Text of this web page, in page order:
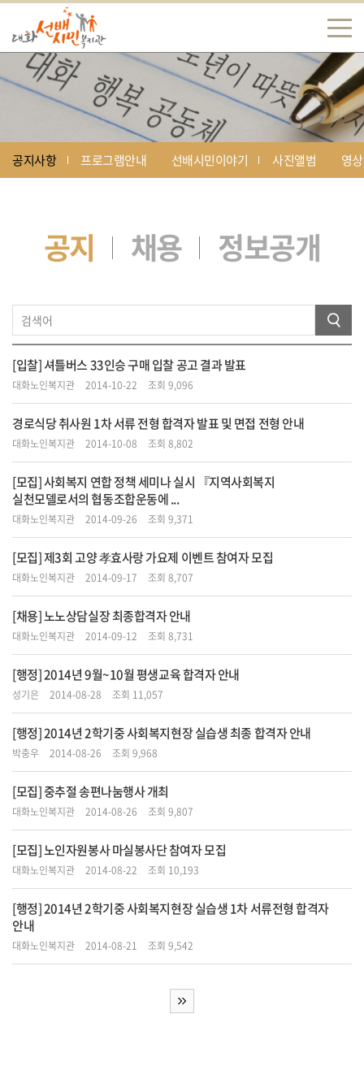
공지사항 프로그램안내 선배시민이야기 사진앨범 영
공지 채용 정보공개
[입찰] 셔틀버스 33인승 구매 입찰 공고 결과 발표
대화노인복지관 2014-10-22 조회 9,096
경로식당 취사원 1차 서류 전형 합격자 발표 및 면접 전형 안내
대화노인복지관 2014-10-08 조회 8,802
[모집] 사회복지 연합 정책 세미나 실시 『지역사회복지
실천모델로서의 협동조합운동에 ...
대화노인복지관 2014-09-26 조회 9,371
[모집] 제3회 고양 孝효사랑 가요제 이벤트 참여자 모집
대화노인복지관 2014-09-17 조회 8,707
[채용] 노노상담실장 최종합격자 안내
대화노인복지관 2014-09-12 조회 8,731
[행정] 2014년 9월~10월 평생교육 합격자 안내
성기은 2014-08-28 조회 11,057
[행정] 2014년 2학기중 사회복지현장 실습생 최종 합격자 안내
박충우 2014-08-26 조회 9,968
[모집] 중추절 송편나눔행사 개최
대화노인복지관 2014-08-26 조회 9,807
[모집] 노인자원봉사 마실봉사단 참여자 모집
대화노인복지관 2014-08-22 조회 10,193
[행정] 2014년 2학기중 사회복지현장 실습생 1차 서류전형 합격자
안내
대화노인복지관 2014-08-21 조회 9,542